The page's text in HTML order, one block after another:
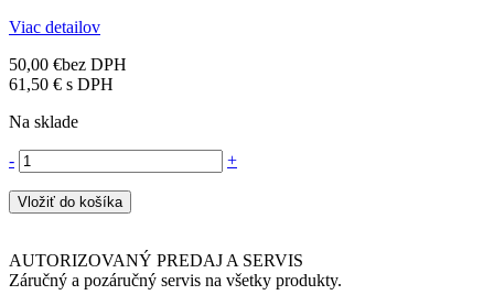
Viac detailov
50,00 €bez DPH
61,50 € s DPH
Na sklade
- +
Vložiť do košíka
AUTORIZOVANÝ PREDAJ A SERVIS
Záručný a pozáručný servis na všetky produkty.